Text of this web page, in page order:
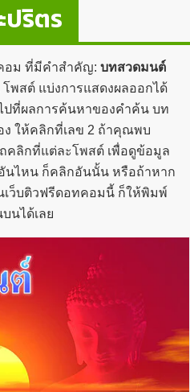
ริตร
อม ที่มีคำสำคัญ: บทสวดมนต์
พสต์ แบ่งการแสดงผลออกได้
ที่ผลการค้นหาของคำค้น บท
ให้คลิกที่เลข 2 ถ้าคุณพบ
คลิกที่แต่ละโพสต์ เพื่อดูข้อมูล
นไหน ก็คลิกอันนั้น หรือถ้าหาก
ว็บติวฟรีดอทคอมนี้ ก็ให้พิมพ์
นได้เลย